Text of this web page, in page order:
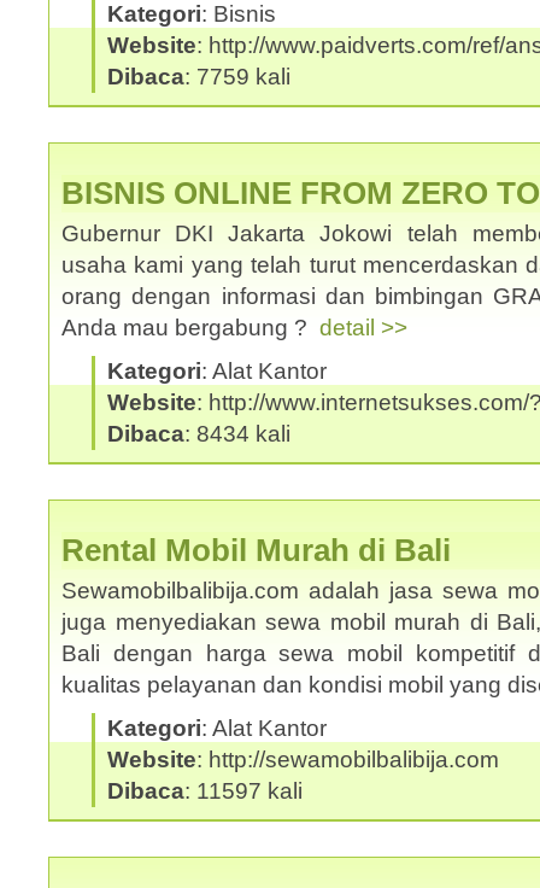
Kategori: Bisnis
Website: http://www.paidverts.com/ref/
Dibaca: 7759 kali
BISNIS ONLINE FROM ZERO
Gubernur DKI Jakarta Jokowi telah
usaha kami yang telah turut mencerdaskan
orang dengan informasi dan bimbingan
Anda mau bergabung ? detail >>
Kategori: Alat Kantor
Website: http://www.internetsukses.com/
Dibaca: 8434 kali
Rental Mobil Murah di Bali
Sewamobilbalibija.com adalah jasa sewa
juga menyediakan sewa mobil murah di
Bali dengan harga sewa mobil kompetitif
kualitas pelayanan dan kondisi mobil yang
Kategori: Alat Kantor
Website: http://sewamobilbalibija.com
Dibaca: 11597 kali